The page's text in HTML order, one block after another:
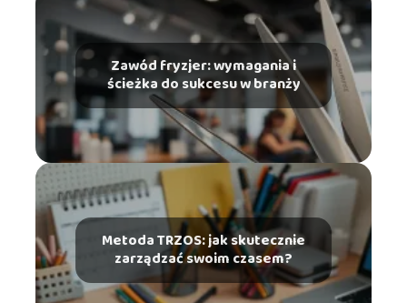
Zawód fryzjer: wymagania i
ścieżka do sukcesu w branży
Metoda TRZOS: jak skutecznie
zarządzać swoim czasem?